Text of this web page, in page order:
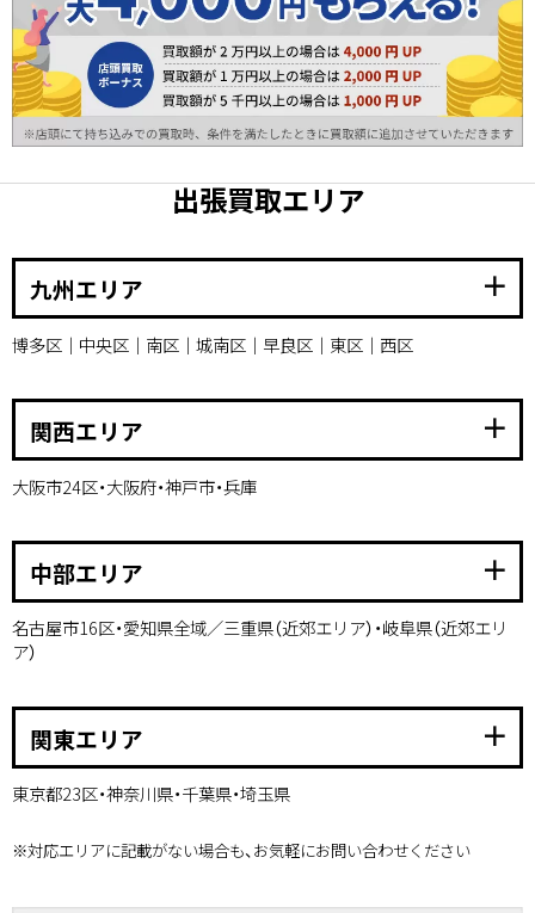
出張買取エリア
九州エリア add
博多区｜中央区｜南区｜城南区｜早良区｜東区｜西区
関西エリア add
大阪市24区・大阪府・神戸市・兵庫
中部エリア add
名古屋市16区・愛知県全域／三重県（近郊エリア）・岐阜県（近郊エリ
ア）
関東エリア add
東京都23区・神奈川県・千葉県・埼玉県
※対応エリアに記載がない場合も、お気軽にお問い合わせください